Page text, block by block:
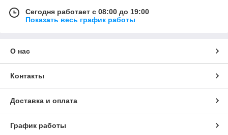
Сегодня работает с 08:00 до 19:00
Показать весь график работы
О нас
Контакты
Доставка и оплата
График работы